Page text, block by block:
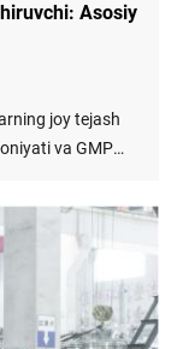
Asosiy
joy tejash
va GMP
oling.